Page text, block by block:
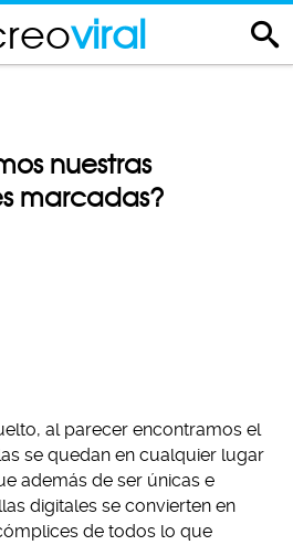
viral
nuestras
marcadas?
al parecer encontramos el
se quedan en cualquier lugar
además de ser únicas e
digitales se convierten en
de todos lo que